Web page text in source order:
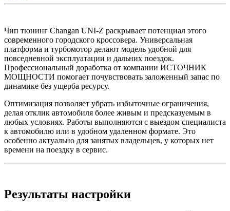
Чип тюнинг Changan UNI-Z раскрывает потенциал этого
современного городского кроссовера. Универсальная
платформа и турбомотор делают модель удобной для
повседневной эксплуатации и дальних поездок.
Профессиональный доработка от компании ИСТОЧНИК
МОЩНОСТИ помогает почувствовать заложенный запас по
динамике без ущерба ресурсу.
Оптимизация позволяет убрать избыточные ограничения,
делая отклик автомобиля более живым и предсказуемым в
любых условиях. Работы выполняются с выездом специалиста
к автомобилю или в удобном удаленном формате. Это
особенно актуально для занятых владельцев, у которых нет
времени на поездку в сервис.
Результаты настройки